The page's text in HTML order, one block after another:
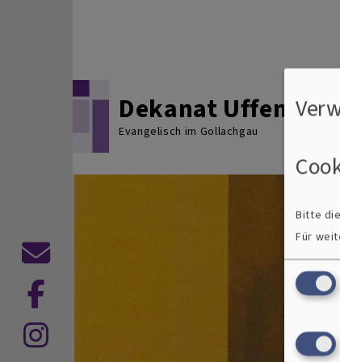
Dekanat
Evangelisch im Gollachgau
Kontaktformular
Bitte
Für